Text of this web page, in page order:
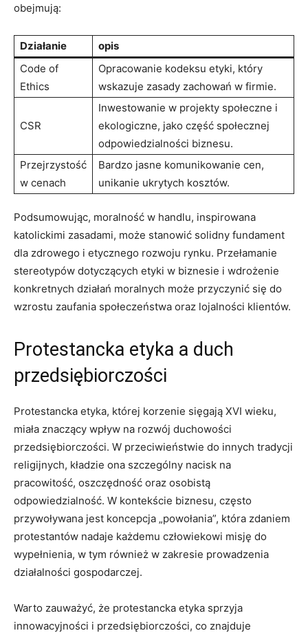
obejmują:
Działanie
opis
Code of
Ethics
Opracowanie kodeksu etyki, który
wskazuje zasady zachowań w firmie.
CSR
Inwestowanie w projekty społeczne i
ekologiczne, jako część społecznej
odpowiedzialności biznesu.
Przejrzystość
w cenach
Bardzo jasne komunikowanie cen,
unikanie ukrytych kosztów.
Podsumowując, moralność w handlu, inspirowana
katolickimi zasadami, może stanowić solidny fundament
dla zdrowego i etycznego rozwoju rynku. Przełamanie
stereotypów dotyczących etyki w biznesie i wdrożenie
konkretnych działań moralnych może przyczynić się do
wzrostu zaufania społeczeństwa oraz lojalności klientów.
Protestancka etyka a duch
przedsiębiorczości
Protestancka etyka, której korzenie sięgają XVI wieku,
miała znaczący wpływ na rozwój duchowości
przedsiębiorczości. W przeciwieństwie do innych tradycji
religijnych, kładzie ona szczególny nacisk na
pracowitość, oszczędność oraz osobistą
odpowiedzialność. W kontekście biznesu, często
przywoływana jest koncepcja „powołania”, która zdaniem
protestantów nadaje każdemu człowiekowi misję do
wypełnienia, w tym również w zakresie prowadzenia
działalności gospodarczej.
Warto zauważyć, że protestancka etyka sprzyja
innowacyjności i przedsiębiorczości, co znajduje